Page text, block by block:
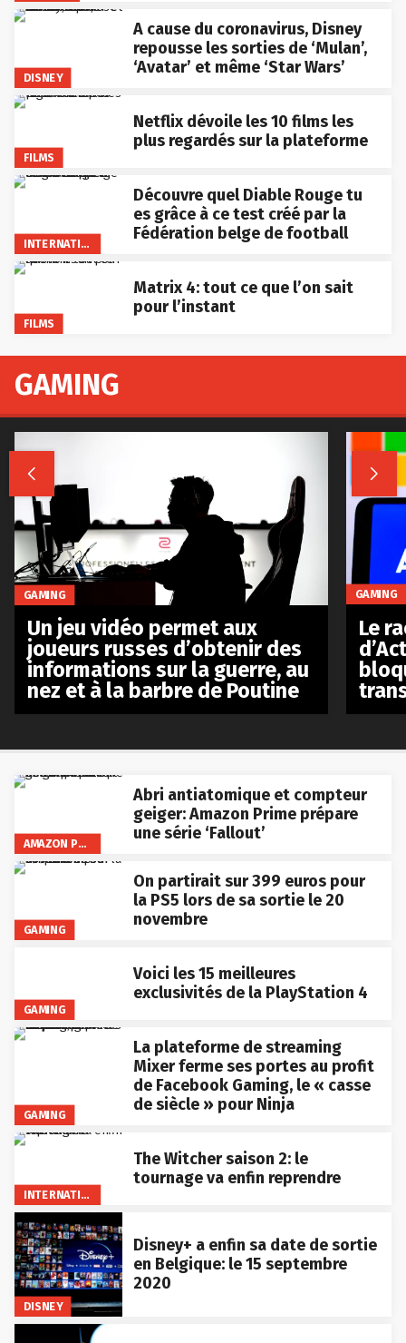
DISNEY
A cause du coronavirus, Disney
repousse les sorties de ‘Mulan’,
‘Avatar’ et même ‘Star Wars’
FILMS
Netflix dévoile les 10 films les
plus regardés sur la plateforme
Découvre quel Diable Rouge tu
es grâce à ce test créé par la
Fédération belge de football
FILMS
Matrix 4: tout ce que l’on sait
pour l’instant
Abri antiatomique et compteur
geiger: Amazon Prime prépare
une série ‘Fallout’
GAMING
On partirait sur 399 euros pour
la PS5 lors de sa sortie le 20
novembre
GAMING
Voici les 15 meilleures
exclusivités de la PlayStation 4
GAMING
La plateforme de streaming
Mixer ferme ses portes au profit
de Facebook Gaming, le « casse
de siècle » pour Ninja
The Witcher saison 2: le
tournage va enfin reprendre
DISNEY
Disney+ a enfin sa date de sortie
en Belgique: le 15 septembre
2020
GAMING
 
GAMING
Un jeu vidéo permet aux
joueurs russes d’obtenir des
informations sur la guerre, au
nez et à la barbre de Poutine
GAMING
Le